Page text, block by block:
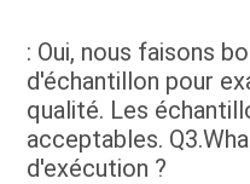
: Oui, nous faisons
d'échantillon pour
qualité. Les
acceptables.
d'exécution ?